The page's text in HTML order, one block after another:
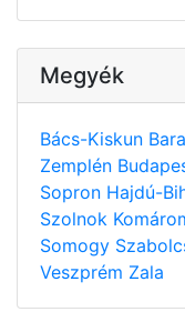
Megyék
Bács-Kiskun
Zemplén
Sopron Hajdú-
Szolnok
Somogy
Veszprém Zala